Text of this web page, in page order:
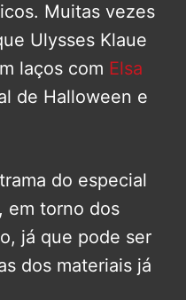
Muitas vezes
Ulysses Klaue
laços com Elsa
de Halloween e
do especial
em torno dos
já que pode ser
dos materiais já